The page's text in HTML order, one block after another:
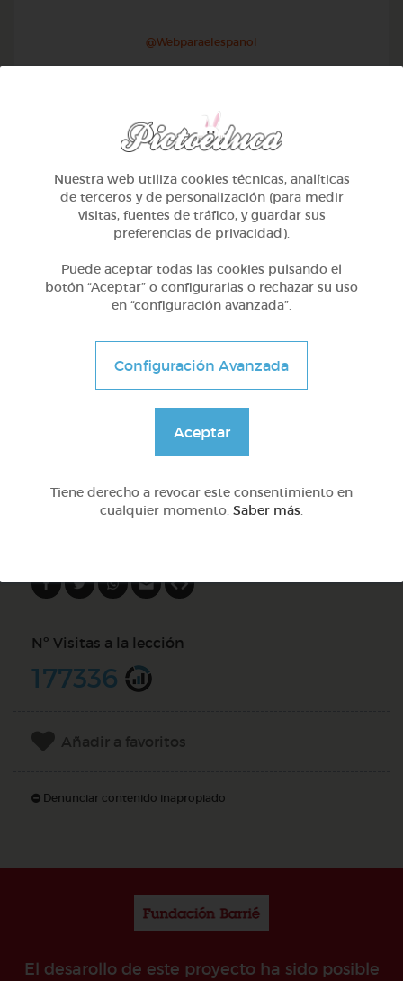
@Webparaelespanol
Otros
Sílabas directas: iniciales y finales
DOCS (4)
Nº Visitas a la lección
177336
Añadir a favoritos
Denunciar contenido inapropiado
El desarollo de este proyecto ha sido posible
Nuestra web utiliza cookies técnicas, analíticas
de terceros y de personalización (para medir
visitas, fuentes de tráfico, y guardar sus
preferencias de privacidad).
Puede aceptar todas las cookies pulsando el
botón “Aceptar” o configurarlas o rechazar su uso
en “configuración avanzada”.
Configuración Avanzada
Aceptar
Tiene derecho a revocar este consentimiento en
cualquier momento. Saber más.